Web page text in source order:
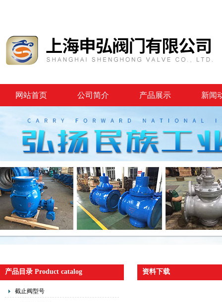
网站首页 公司简介 产品展示 新闻
产品目录 Product catalog
截止阀型号
资料下载